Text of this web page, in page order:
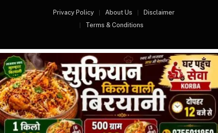
Privacy Policy About Us
Disclaimer
Terms & Conditions